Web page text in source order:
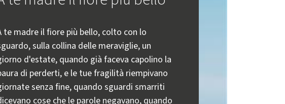
te madre il fiore più bello, colto con lo
sulla collina delle meraviglie, un
d'estate, quando già faceva capolino la
di perderti, e le tue fragilità riempivano
senza fine, quando sguardi smarriti
cose che le parole negavano, quando